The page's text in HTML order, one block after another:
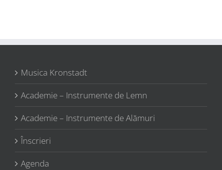
Musica Kronstadt
Academie – Instrumente de Lemn
Academie – Instrumente de Alămuri
Înscrieri
Agenda